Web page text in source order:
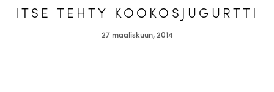
ITSE TEHTY KOOKOSJUGURTTI
27 maaliskuun, 2014